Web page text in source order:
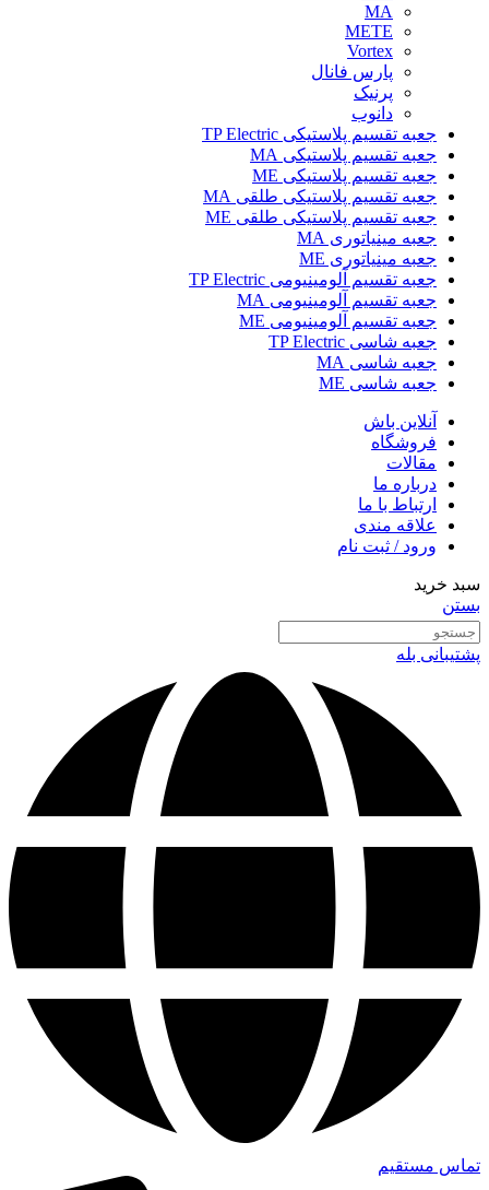
MA
METE
Vortex
پارس فانال
پرنیک
دانوب
جعبه تقسیم پلاستیکی TP Electric
جعبه تقسیم پلاستیکی MA
جعبه تقسیم پلاستیکی ME
جعبه تقسیم پلاستیکی طلقی MA
جعبه تقسیم پلاستیکی طلقی ME
جعبه مینیاتوری MA
جعبه مینیاتوری ME
جعبه تقسیم آلومینیومی TP Electric
جعبه تقسیم آلومینیومی MA
جعبه تقسیم آلومینیومی ME
جعبه شاسی TP Electric
جعبه شاسی MA
جعبه شاسی ME
آنلاین باش
فروشگاه
مقالات
درباره ما
ارتباط با ما
علاقه مندی
ورود / ثبت نام
سبد خرید
بستن
پشتیبانی بله
تماس مستقیم